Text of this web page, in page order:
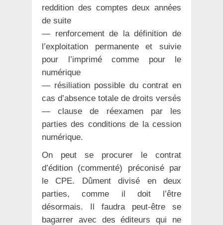
reddition des comptes deux années
de suite
— renforcement de la définition de
l’exploitation permanente et suivie
pour l’imprimé comme pour le
numérique
— résiliation possible du contrat en
cas d’absence totale de droits versés
— clause de réexamen par les
parties des conditions de la cession
numérique.
On peut se procurer le contrat
d’édition (commenté) préconisé par
le CPE. Dûment divisé en deux
parties, comme il doit l’être
désormais. Il faudra peut-être se
bagarrer avec des éditeurs qui ne